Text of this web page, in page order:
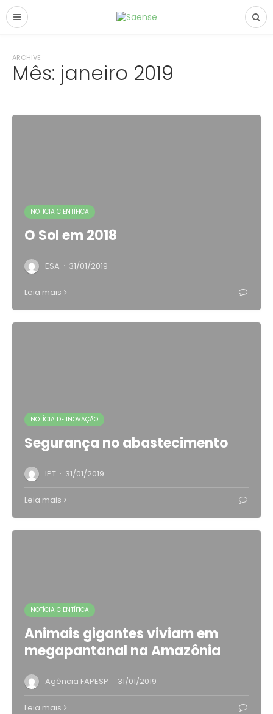
ARCHIVE
Mês: janeiro 2019
NOTÍCIA CIENTÍFICA
O Sol em 2018
ESA · 31/01/2019
Leia mais
NOTÍCIA DE INOVAÇÃO
Segurança no abastecimento
IPT · 31/01/2019
Leia mais
NOTÍCIA CIENTÍFICA
Animais gigantes viviam em
megapantanal na Amazônia
Agência FAPESP · 31/01/2019
Leia mais